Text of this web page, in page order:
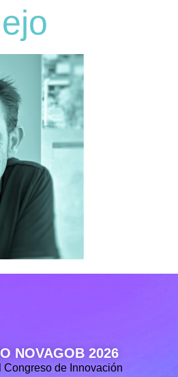
NOVAGOB 2026
Congreso de Innovación